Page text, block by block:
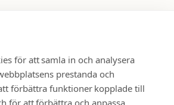
för att samla in och analysera
prestanda och
förbättra funktioner kopplade till
för att förbättra och anpassa
MEDIER